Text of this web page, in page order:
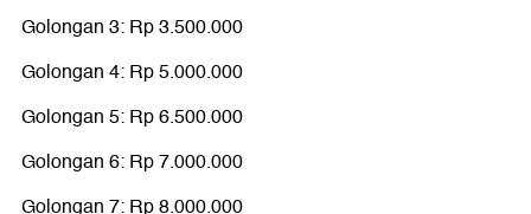
Golongan 3: Rp 3.500.000
Golongan 4: Rp 5.000.000
Golongan 5: Rp 6.500.000
Golongan 6: Rp 7.000.000
Golongan 7: Rp 8.000.000